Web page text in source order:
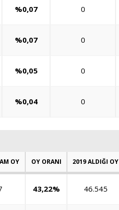
%0,07 0
%0,07 0
%0,05 0
%0,04 0
OY OY ORANI 2019 ALDIĞI OY
43,22% 46.545